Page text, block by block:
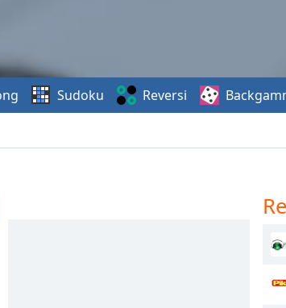
Sudoku Reversi